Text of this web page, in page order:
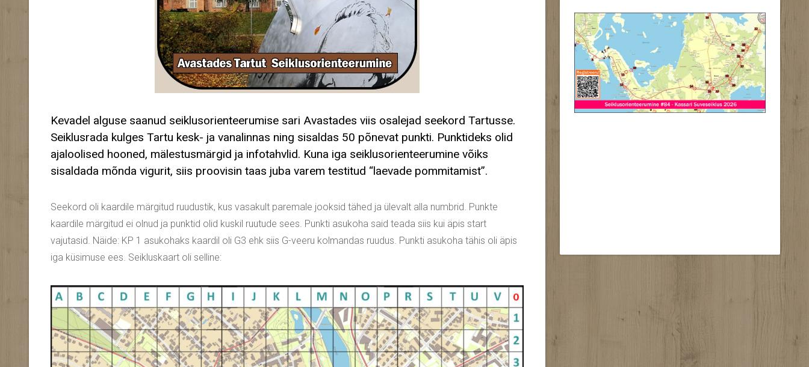
Kevadel alguse saanud seiklusorienteerumise sari Avastades viis osalejad seekord Tartusse.
Seiklusrada kulges Tartu kesk- ja vanalinnas ning sisaldas 50 põnevat punkti. Punktideks olid
ajaloolised hooned, mälestusmärgid ja infotahvlid. Kuna iga seiklusorienteerumine võiks
sisaldada mõnda vigurit, siis proovisin taas juba varem testitud “laevade pommitamist”.
Seekord oli kaardile märgitud ruudustik, kus vasakult paremale jooksid tähed ja ülevalt alla numbrid. Punkte
kaardile märgitud ei olnud ja punktid olid kuskil ruutude sees. Punkti asukoha said teada siis kui äpis start
vajutasid. Näide: KP 1 asukohaks kaardil oli G3 ehk siis G-veeru kolmandas ruudus. Punkti asukoha tähis oli äpis
iga küsimuse ees. Seikluskaart oli selline: